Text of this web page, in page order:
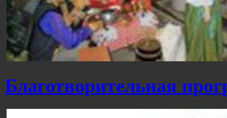
Благотворительная